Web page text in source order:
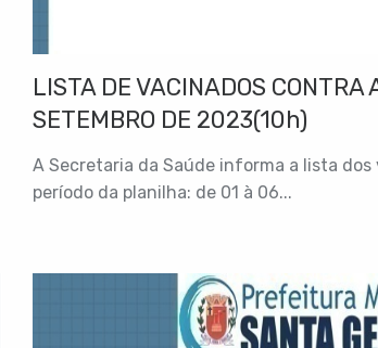
LISTA DE VACINADOS
SETEMBRO DE 2023(10h)
A Secretaria da Saúde informa a lista
período da planilha: de 01 à 06...